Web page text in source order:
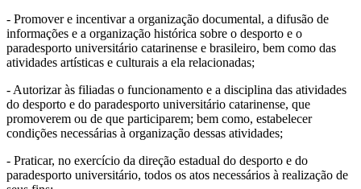
- Promover e incentivar a organização documental, a difusão de
informações e a organização histórica sobre o desporto e o
paradesporto universitário catarinense e brasileiro, bem como das
atividades artísticas e culturais a ela relacionadas;
- Autorizar às filiadas o funcionamento e a disciplina das atividades
do desporto e do paradesporto universitário catarinense, que
promoverem ou de que participarem; bem como, estabelecer
condições necessárias à organização dessas atividades;
- Praticar, no exercício da direção estadual do desporto e do
paradesporto universitário, todos os atos necessários à realização de